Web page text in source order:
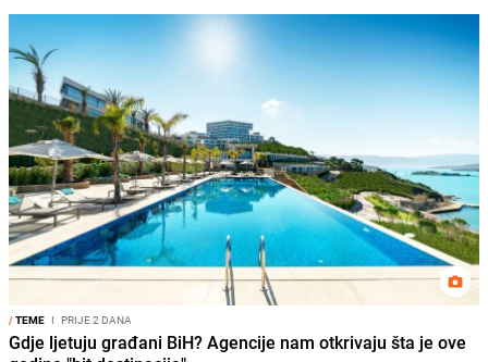
/TEME I PRIJE 2 DANA
Gdje ljetuju građani BiH? Agencije nam otkrivaju šta je ove